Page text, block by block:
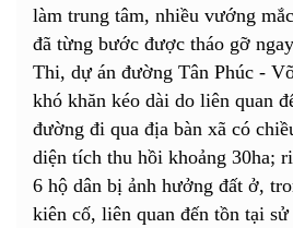
làm trung tâm, nhiều vướng
đã từng bước được tháo gỡ
Thi, dự án đường Tân Phúc -
khó khăn kéo dài do liên quan
đường đi qua địa bàn xã có
diện tích thu hồi khoảng 30ha;
6 hộ dân bị ảnh hưởng đất ở,
kiên cố, liên quan đến tồn tại